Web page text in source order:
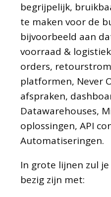
begrijpelijk,
te maken voor de
bijvoorbeeld aan
voorraad &
orders,
platformen, Never
afspraken,
Datawarehouses,
oplossingen, API
Automatiseringen.
In grote lijnen zul
bezig zijn met: